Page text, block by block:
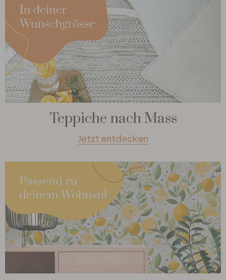
Teppiche nach Mass
Jetzt entdecken